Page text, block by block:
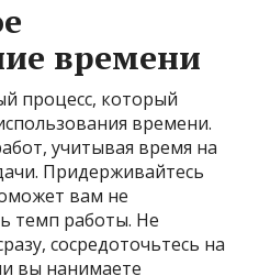
времени
процесс, который
времени.
учитывая время на
Придерживайтесь
вам не
темп работы. Не
сосредоточьтесь на
вы нанимаете